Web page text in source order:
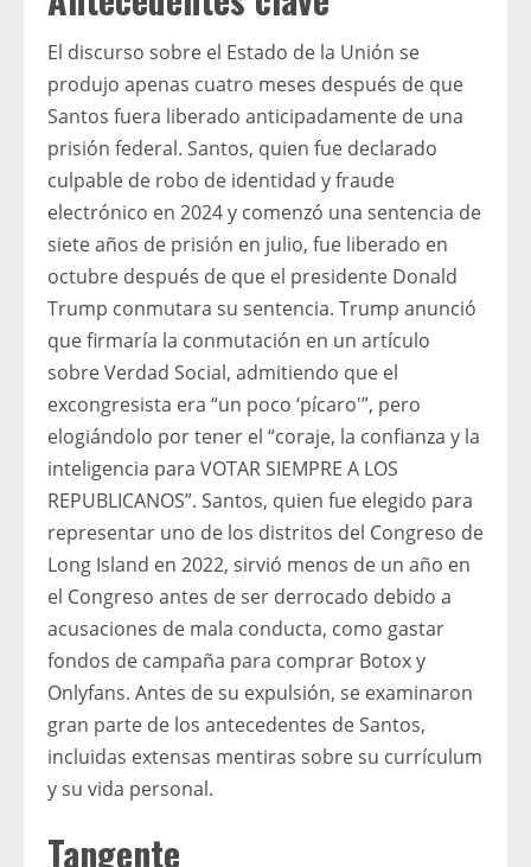
El discurso sobre el Estado de la Unión se
produjo apenas cuatro meses después de que
Santos fuera liberado anticipadamente de una
prisión federal. Santos, quien fue declarado
culpable de robo de identidad y fraude
electrónico en 2024 y comenzó una sentencia de
siete años de prisión en julio, fue liberado en
octubre después de que el presidente Donald
Trump conmutara su sentencia. Trump anunció
que firmaría la conmutación en un artículo
sobre Verdad Social, admitiendo que el
excongresista era “un poco ‘pícaro'”, pero
elogiándolo por tener el “coraje, la confianza y la
inteligencia para VOTAR SIEMPRE A LOS
REPUBLICANOS”. Santos, quien fue elegido para
representar uno de los distritos del Congreso de
Long Island en 2022, sirvió menos de un año en
el Congreso antes de ser derrocado debido a
acusaciones de mala conducta, como gastar
fondos de campaña para comprar Botox y
Onlyfans. Antes de su expulsión, se examinaron
gran parte de los antecedentes de Santos,
incluidas extensas mentiras sobre su currículum
y su vida personal.
Tangente